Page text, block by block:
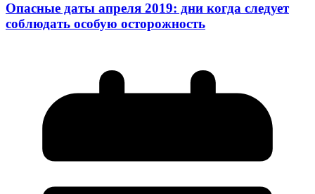
Опасные даты апреля 2019: дни когда следует
соблюдать особую осторожность